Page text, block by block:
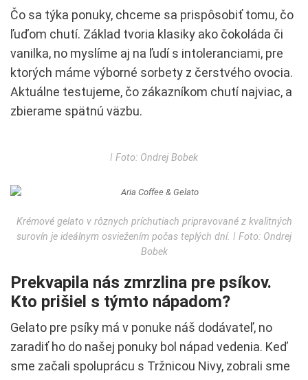
Čo sa týka ponuky, chceme sa prispôsobiť tomu, čo
ľuďom chutí. Základ tvoria klasiky ako čokoláda či
vanilka, no myslíme aj na ľudí s intoleranciami, pre
ktorých máme výborné sorbety z čerstvého ovocia.
Aktuálne testujeme, čo zákazníkom chutí najviac, a
zbierame spätnú väzbu.
ǀ Foto: Ondrej Bobek
Krémové gelato v rôznych príchutiach pripravované z kvalitných
surovín je ideálnym osviežením počas teplých dní. ǀ Foto: Ondrej
Bobek
Prekvapila nás zmrzlina pre psíkov.
Kto prišiel s týmto nápadom?
Gelato pre psíky má v ponuke náš dodávateľ, no
zaradiť ho do našej ponuky bol nápad vedenia. Keď
sme začali spoluprácu s Tržnicou Nivy, zobrali sme